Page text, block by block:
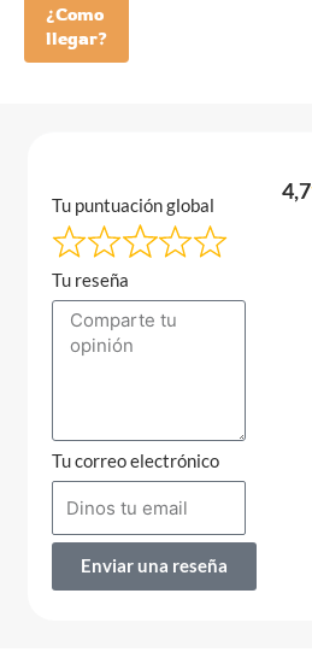
¿Como
llegar?
Tu puntuación global
Tu reseña
Tu correo electrónico
Enviar una reseña
4,7